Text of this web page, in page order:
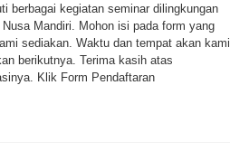
berbagai kegiatan seminar dilingkungan
Nusa Mandiri. Mohon isi pada form yang
sediakan. Waktu dan tempat akan kami
berikutnya. Terima kasih atas
Klik Form Pendaftaran